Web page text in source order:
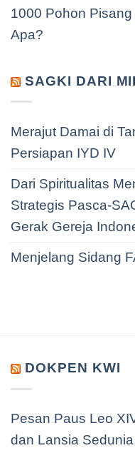
1000 Pohon
Apa?
SAGKI DARI
Merajut Damai di
Persiapan IYD IV
Dari Spiritualitas
Strategis Pasca-
Gerak Gereja
Menjelang Sidang
DOKPEN KWI
Pesan Paus Leo
dan Lansia